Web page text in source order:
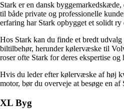
Stark er en dansk
til både private og professionelle
erfaring har Stark opbygget et solidt ry
Hos Stark kan du finde et bredt
biltilbehør, herunder kølervæske til
roser ofte Stark for deres ekspertise
Hvis du leder efter kølervæske af høj
motor, bør du overveje at besøge en af
XL Byg